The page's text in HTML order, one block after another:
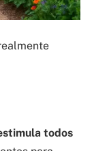
todos